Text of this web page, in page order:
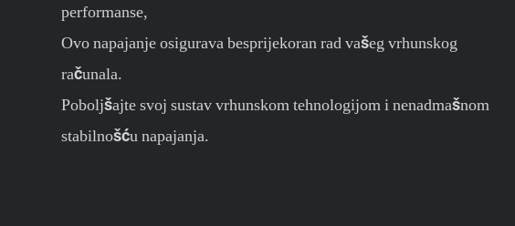
performanse,
Ovo napajanje osigurava besprijekoran rad vašeg vrhunskog
računala.
Poboljšajte svoj sustav vrhunskom tehnologijom i nenadmašnom
stabilnošću napajanja.